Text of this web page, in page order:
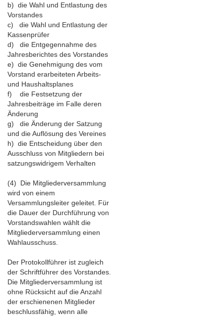
b) die Wahl und Entlastung des
Vorstandes
c) die Wahl und Entlastung der
Kassenprüfer
d) die Entgegennahme des
Jahresberichtes des Vorstandes
e) die Genehmigung des vom
Vorstand erarbeiteten Arbeits-
und Haushaltsplanes
f) die Festsetzung der
Jahresbeiträge im Falle deren
Änderung
g) die Änderung der Satzung
und die Auflösung des Vereines
h) die Entscheidung über den
Ausschluss von Mitgliedern bei
satzungswidrigem Verhalten
(4) Die Mitgliederversammlung
wird von einem
Versammlungsleiter geleitet. Für
die Dauer der Durchführung von
Vorstandswahlen wählt die
Mitgliederversammlung einen
Wahlausschuss.
Der Protokollführer ist zugleich
der Schriftführer des Vorstandes.
Die Mitgliederversammlung ist
ohne Rücksicht auf die Anzahl
der erschienenen Mitglieder
beschlussfähig, wenn alle